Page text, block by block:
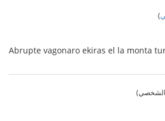
)
Abrupte vagonaro ekiras el la monta